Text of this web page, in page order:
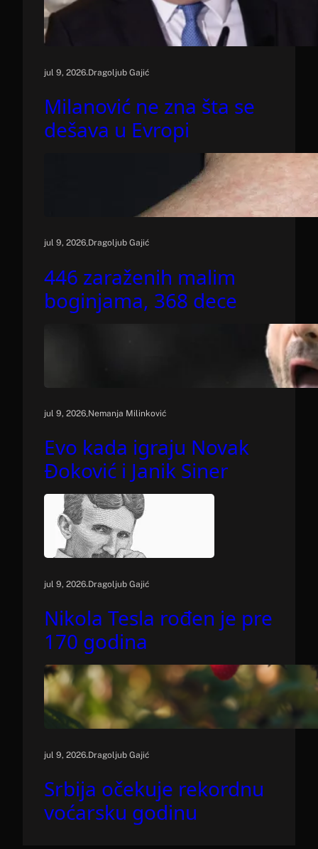
jul 9, 2026.Dragoljub Gajić
Milanović ne zna šta se
dešava u Evropi
jul 9, 2026.Dragoljub Gajić
446 zaraženih malim
boginjama, 368 dece
jul 9, 2026.Nemanja Milinković
Evo kada igraju Novak
Đoković i Janik Siner
jul 9, 2026.Dragoljub Gajić
Nikola Tesla rođen je pre
170 godina
jul 9, 2026.Dragoljub Gajić
Srbija očekuje rekordnu
voćarsku godinu